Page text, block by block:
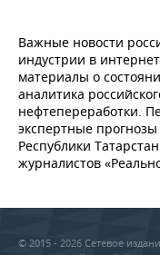
Важные новости
индустрии в
материалы о
аналитика
нефтепереработки.
экспертные
Республики
журналистов
© 2015 - 2026 Сетевое